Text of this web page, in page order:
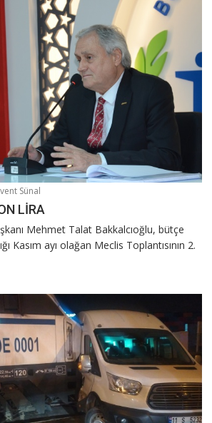
Sünal
LİRA
Mehmet Talat Bakkalcıoğlu, bütçe
Kasım ayı olağan Meclis Toplantısının 2.